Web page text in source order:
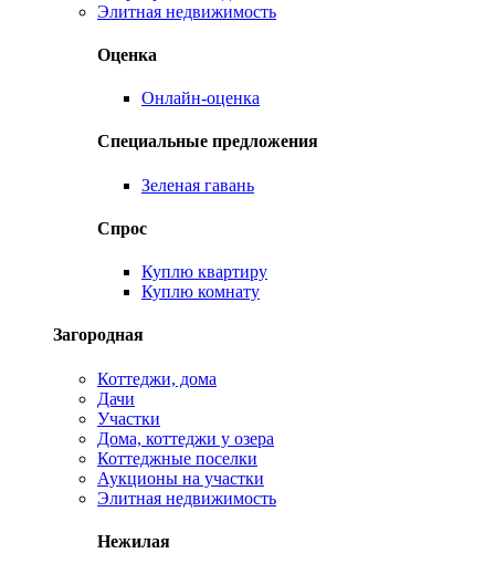
Элитная недвижимость
Оценка
Онлайн-оценка
Специальные предложения
Зеленая гавань
Спрос
Куплю квартиру
Куплю комнату
Загородная
Коттеджи, дома
Дачи
Участки
Дома, коттеджи у озера
Коттеджные поселки
Аукционы на участки
Элитная недвижимость
Нежилая